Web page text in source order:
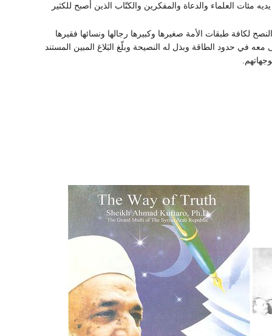
على يديه مئات العلماء والدعاة والمفكرين والكتّاب الذين أصبح للكثير
لكافة طبقات الأمة صغيرها وكبيرها رجالها ونسائها فقيرها
في حدود الطاقة وبذل له النصيحة وبلّغ البَلاغ المبين المستند